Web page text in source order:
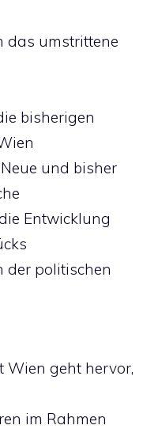
das umstrittene
bisherigen
und bisher
Entwicklung
der politischen
Wien geht hervor,
im Rahmen